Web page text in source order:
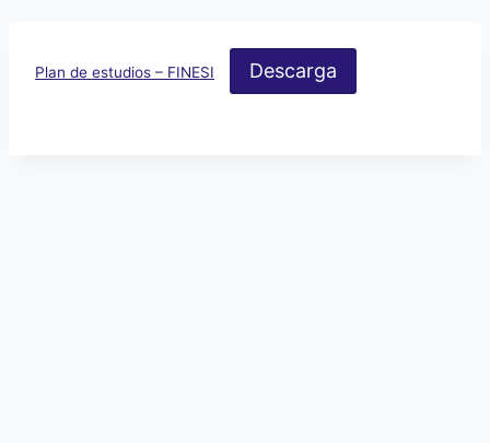
Plan de estudios – FINESI Descarga